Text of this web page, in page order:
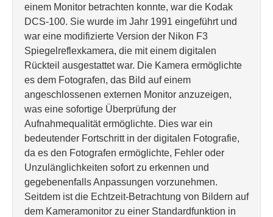
einem Monitor betrachten konnte, war die Kodak
DCS-100. Sie wurde im Jahr 1991 eingeführt und
war eine modifizierte Version der Nikon F3
Spiegelreflexkamera, die mit einem digitalen
Rückteil ausgestattet war. Die Kamera ermöglichte
es dem Fotografen, das Bild auf einem
angeschlossenen externen Monitor anzuzeigen,
was eine sofortige Überprüfung der
Aufnahmequalität ermöglichte. Dies war ein
bedeutender Fortschritt in der digitalen Fotografie,
da es den Fotografen ermöglichte, Fehler oder
Unzulänglichkeiten sofort zu erkennen und
gegebenenfalls Anpassungen vorzunehmen.
Seitdem ist die Echtzeit-Betrachtung von Bildern auf
dem Kameramonitor zu einer Standardfunktion in